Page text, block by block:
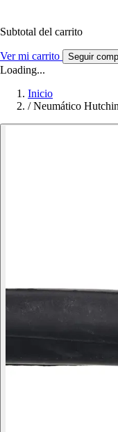
Subtotal del carrito
Ver mi carrito Seguir
Loading...
Inicio
/ Neumático